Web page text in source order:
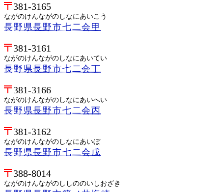
381-3165
ながのけんながのしなにあいこう
長野県長野市七二会甲
381-3161
ながのけんながのしなにあいてい
長野県長野市七二会丁
381-3166
ながのけんながのしなにあいへい
長野県長野市七二会丙
381-3162
ながのけんながのしなにあいぼ
長野県長野市七二会戊
388-8014
ながのけんながのししののいしおざき